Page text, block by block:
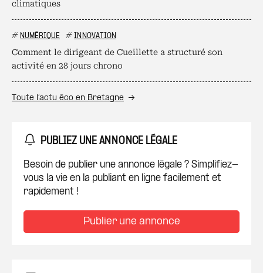
climatiques
# NUMÉRIQUE # INNOVATION
Comment le dirigeant de Cueillette a structuré son
activité en 28 jours chrono
Toute l’actu éco en Bretagne
PUBLIEZ UNE ANNONCE LÉGALE
Besoin de publier une annonce légale ? Simplifiez-
vous la vie en la publiant en ligne facilement et
rapidement !
Publier une annonce